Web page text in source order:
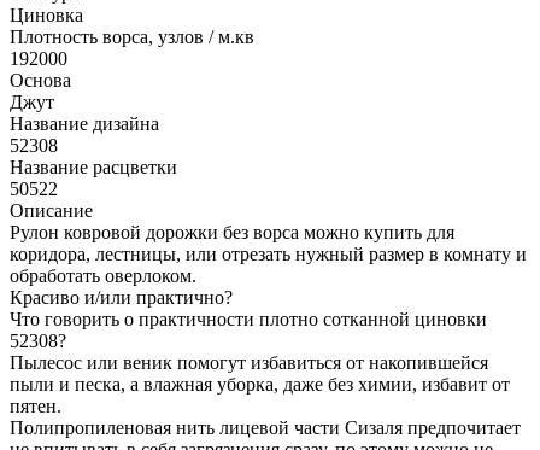
Циновка
Плотность ворса, узлов / м.кв
192000
Основа
Джут
Название дизайна
52308
Название расцветки
50522
Описание
Рулон ковровой дорожки без ворса можно купить для
коридора, лестницы, или отрезать нужный размер в комнату и
обработать оверлоком.
Красиво и/или практично?
Что говорить о практичности плотно сотканной циновки
52308?
Пылесос или веник помогут избавиться от накопившейся
пыли и песка, а влажная уборка, даже без химии, избавит от
пятен.
Полипропиленовая нить лицевой части Сизаля предпочитает